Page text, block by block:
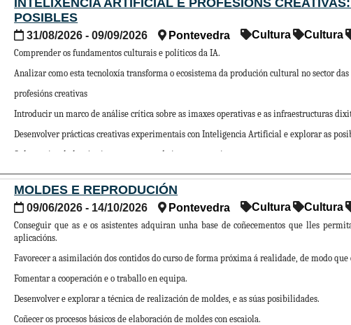
O curso preséntase, así, como un espazo para conectar saber,
impacto real máis alá da aula.
Os obxectivos do curso son os seguintes:
-Fomentar unha compresión crítica da educación como ferramenta
capacidade de analizar a realidade educativa desde unha
-Explorar e aplicar metodoloxías activas, intelixencia artificial e
significativos baseados na creatividade, na experimentación, no
-Coñecer e utilizar recursos educativos innovadores, para o
Este curso de extensión ten unha duración de 30 horas .
Programa detallado
Recoñecemento de créditos: ao remate do obradoiro
seguise polo menos un 85% das actividades programadas, con
grao por cada 25 horas de traballo do estudante. O alumnado
alumnos da facultade onde se imparta a titulación na que pretenda
de aproveitamento da actividade.
Para consultar a qué colectivo pertence, a efectos de
na seguinte ligazón
Colectivos Universidade de Vigo
INTELIXENCIA ARTIFICIAL E PROFESIONS
POSIBLES
31/08/2026 - 09/09/2026 Pontevedra Cultura Cultura
Comprender os fundamentos culturais e políticos da IA.
Analizar como esta tecnoloxía transforma o ecosistema da produción cultural no sector das
profesións creativas
Introducir un marco de análise crítica sobre as imaxes operativas e as infraestructuras
Desenvolver prácticas creativas experimentais con Inteligencia Artificial e explorar as
Cultura visual algorítmica e o concepto da imaxe operativa.
Economía política da lntelixencia Artificial.
IA, creatividade e prácticas artísticas e profesionais contemporáneas.
Taller práctico: Desmontando a imaxe xerada. Introducción á xeración de imaxes,
con prompts e análise de sesgos.
Taller práctico: Datasets como material creativo. Exploración de datasets abertos,
microdatasets e visualización e clasificación de datos.
MOLDES E REPRODUCIÓN
09/06/2026 - 14/10/2026 Pontevedra Cultura Cultura
Conseguir que as e os asistentes adquiran unha base de coñecementos que lles
aplicacións.
Favorecer a asimilación dos contidos do curso de forma próxima á realidade, de modo
Fomentar a cooperación e o traballo en equipa.
Desenvolver e explorar a técnica de realización de moldes, e as súas posibilidades.
Coñecer os procesos básicos de elaboración de moldes con escaiola.